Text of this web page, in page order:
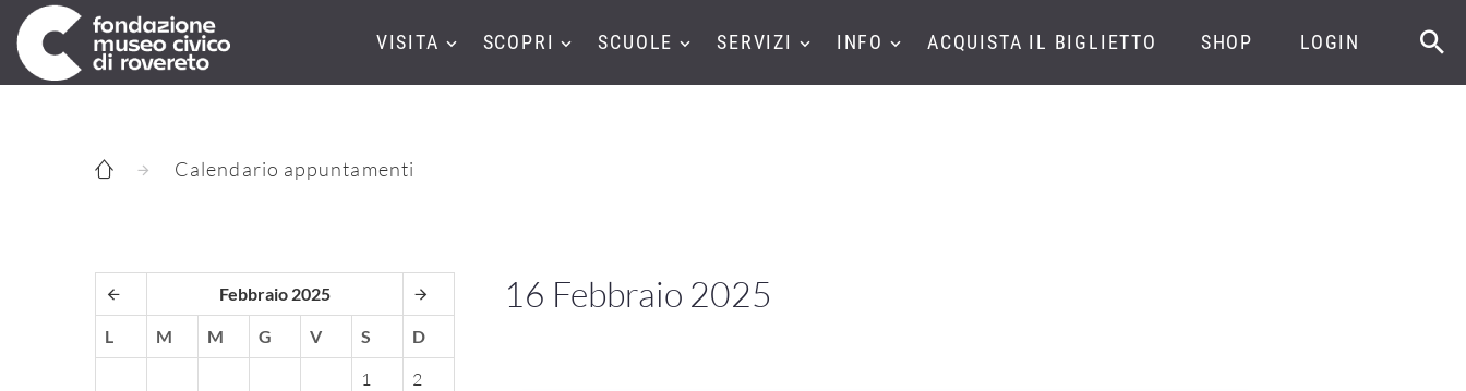
VISITA SCOPRI SCUOLE SERVIZI INFO ACQUISTA IL BIGLIETTO SHOP LOGIN
Calendario appuntamenti
Febbraio 2025
L M M G V S D
1
2
16 Febbraio 2025